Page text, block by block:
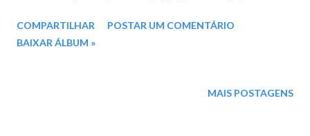
orologio 11. Il pinguino 12. Piccinina 13. La casa (A casa) 14. La
COMPARTILHAR
POSTAR UM COMENTÁRIO
BAIXAR ÁLBUM »
MAIS POSTAGENS